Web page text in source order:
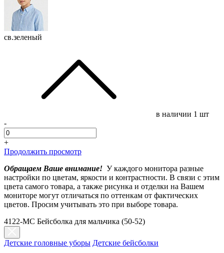
св.зеленый
в наличии 1 шт
-
+
Продолжить просмотр
Обращаем Ваше внимание! У каждого монитора разные
настройки по цветам, яркости и контрастности. В связи с этим
цвета самого товара, а также рисунка и отделки на Вашем
мониторе могут отличаться по оттенкам от фактических
цветов. Просим учитывать это при выборе товара.
4122-МС Бейсболка для мальчика (50-52)
Детские головные уборы Детские бейсболки